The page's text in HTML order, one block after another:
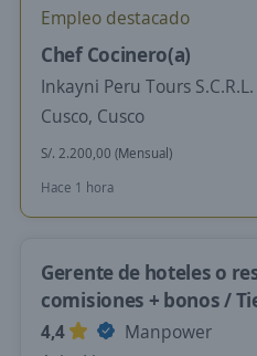
Empleo destacado
Chef Cocinero(a)
Inkayni Peru Tours S.C.R.L.
Cusco, Cusco
S/. 2.200,00 (Mensual)
Hace 1 hora
Gerente de hoteles o
comisiones + bonos /
4,4
Manpower